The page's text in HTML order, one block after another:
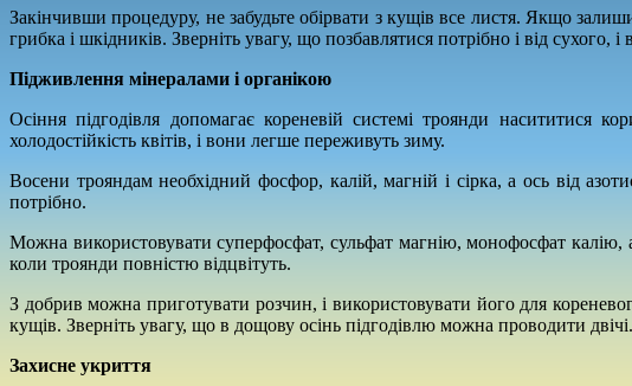
Закінчивши процедуру, не забудьте обірвати з кущів все листя. Якщо
грибка і шкідників. Зверніть увагу, що позбавлятися потрібно і від сухого, і
Підживлення мінералами і органікою
Осіння підгодівля допомагає кореневій системі троянди насититися
холодостійкість квітів, і вони легше переживуть зиму.
Восени трояндам необхідний фосфор, калій, магній і сірка, а ось від
потрібно.
Можна використовувати суперфосфат, сульфат магнію, монофосфат калію,
коли троянди повністю відцвітуть.
З добрив можна приготувати розчин, і використовувати його для
кущів. Зверніть увагу, що в дощову осінь підгодівлю можна проводити двічі.
Захисне укриття